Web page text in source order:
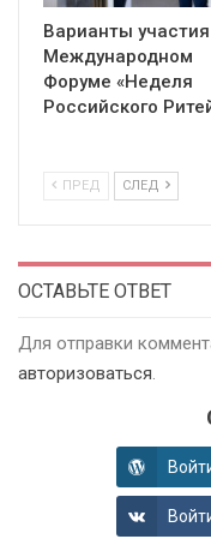
Варианты
Международном
Форуме «Неделя
Российского
ПРЕД СЛЕД
ОСТАВЬТЕ ОТВЕТ
Для отправки
авторизоваться.